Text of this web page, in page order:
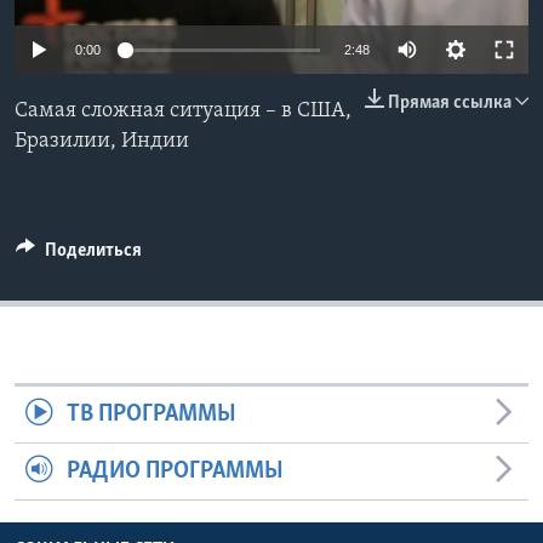
Learning English
СОЦИАЛЬНЫЕ СЕТИ
0:00 2:48
Прямая ссылка
Самая сложная ситуация – в США,
Бразилии, Индии
Поделиться
ТВ ПРОГРАММЫ
РАДИО ПРОГРАММЫ